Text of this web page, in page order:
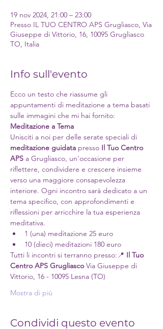
19 nov 2024, 21:00 – 23:00
Presso IL TUO CENTRO APS Grugliasco, Via
Giuseppe di Vittorio, 16, 10095 Grugliasco
TO, Italia
Info sull'evento
Ecco un testo che riassume gli
appuntamenti di meditazione a tema basati
sulle immagini che mi hai fornito:
Meditazione a Tema
Unisciti a noi per delle serate speciali di
meditazione guidata presso Il Tuo Centro
APS a Grugliasco, un'occasione per
riflettere, condividere e crescere insieme
verso una maggiore consapevolezza
interiore. Ogni incontro sarà dedicato a un
tema specifico, con approfondimenti e
riflessioni per arricchire la tua esperienza
meditativa.
1 (una) meditazione 25 euro
10 (dieci) meditazioni 180 euro
Tutti li incontri si terranno presso:📍 Il Tuo
Centro APS Grugliasco Via Giuseppe di
Vittorio, 16 - 10095 Lesna (TO)
Mostra di più
Condividi questo evento